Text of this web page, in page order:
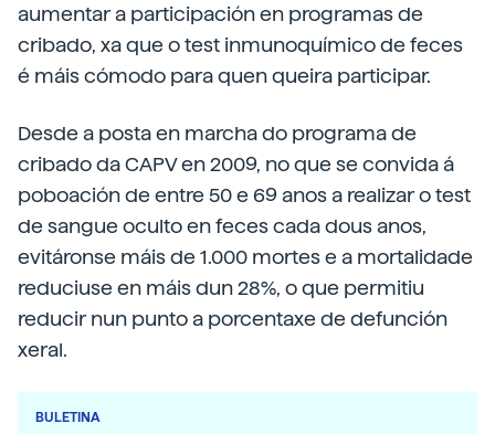
aumentar a participación en programas de
cribado, xa que o test inmunoquímico de feces
é máis cómodo para quen queira participar.
Desde a posta en marcha do programa de
cribado da CAPV en 2009, no que se convida á
poboación de entre 50 e 69 anos a realizar o test
de sangue oculto en feces cada dous anos,
evitáronse máis de 1.000 mortes e a mortalidade
reduciuse en máis dun 28%, o que permitiu
reducir nun punto a porcentaxe de defunción
xeral.
BULETINA